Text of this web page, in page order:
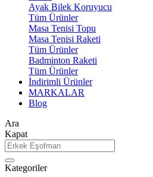
Ayak Bilek Koruyucu
Tüm Ürünler
Masa Tenisi Topu
Masa Tenisi Raketi
Tüm Ürünler
Badminton Raketi
Tüm Ürünler
İndirimli Ürünler
MARKALAR
Blog
Ara
Kapat
Kategoriler